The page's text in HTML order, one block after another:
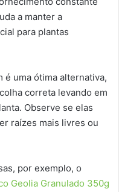
a manter a
para plantas
é uma ótima alternativa,
correta levando em
Observe se elas
raízes mais livres ou
por exemplo, o
Geolia Granulado 350g